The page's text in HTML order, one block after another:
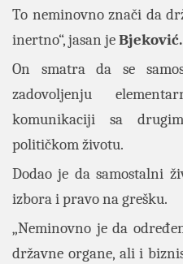
To neminovno znači da
inertno“, jasan jeBjeković.
On smatra da se
zadovoljenju
komunikaciji sa
političkom životu.
Dodao je da samostalni
izbora i pravo na grešku.
„Neminovno je da
državne organe, ali i